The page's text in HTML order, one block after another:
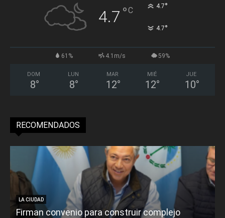
4.7 °C 4.7°
4.7°
61% 4.1m/s 59%
DOM
8°
LUN
8°
MAR
12°
MIÉ
12°
JUE
10°
RECOMENDADOS
LA CIUDAD
Firman convenio para construir complejo